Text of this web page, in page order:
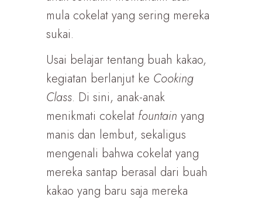
mula cokelat yang sering mereka
sukai.
Usai belajar tentang buah kakao,
kegiatan berlanjut ke Cooking
Class. Di sini, anak-anak
menikmati cokelat fountain yang
manis dan lembut, sekaligus
mengenali bahwa cokelat yang
mereka santap berasal dari buah
kakao yang baru saja mereka